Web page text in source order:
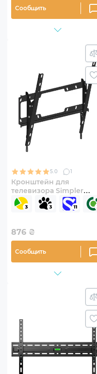
Сообщить
5.0 1
Кронштейн для
телевизора Simpler
48EN 32"-65" наклонно-
поворотный
876 ₴
Сообщить